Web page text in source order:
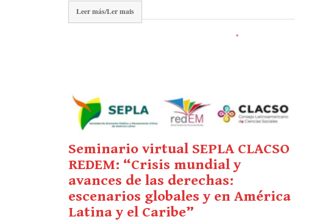
Leer más/Ler mais
Seminario virtual SEPLA CLACSO
REDEM: “Crisis mundial y
avances de las derechas:
escenarios globales y en América
Latina y el Caribe”